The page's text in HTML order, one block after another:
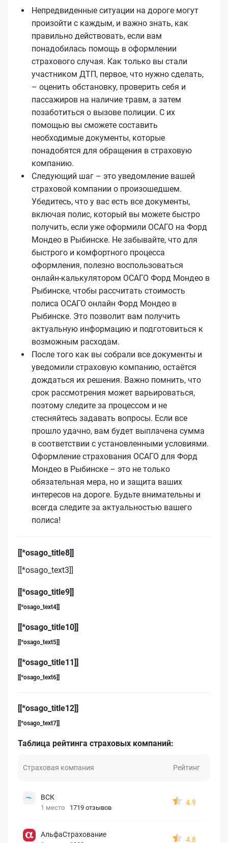
Непредвиденные ситуации на дороге могут
произойти с каждым, и важно знать, как
правильно действовать, если вам
понадобилась помощь в оформлении
страхового случая. Как только вы стали
участником ДТП, первое, что нужно сделать,
– оценить обстановку, проверить себя и
пассажиров на наличие травм, а затем
позаботиться о вызове полиции. С их
помощью вы сможете составить
необходимые документы, которые
понадобятся для обращения в страховую
компанию.
Следующий шаг – это уведомление вашей
страховой компании о произошедшем.
Убедитесь, что у вас есть все документы,
включая полис, который вы можете быстро
получить, если уже оформили ОСАГО на Форд
Мондео в Рыбинске. Не забывайте, что для
быстрого и комфортного процесса
оформления, полезно воспользоваться
онлайн-калькулятором ОСАГО Форд Мондео в
Рыбинске, чтобы рассчитать стоимость
полиса ОСАГО онлайн Форд Мондео в
Рыбинске. Это позволит вам получить
актуальную информацию и подготовиться к
возможным расходам.
После того как вы собрали все документы и
уведомили страховую компанию, остаётся
дождаться их решения. Важно помнить, что
срок рассмотрения может варьироваться,
поэтому следите за процессом и не
стесняйтесь задавать вопросы. Если все
прошло удачно, вам будет выплачена сумма
в соответствии с установленными условиями.
Оформление страхования ОСАГО для Форд
Мондео в Рыбинске – это не только
обязательная мера, но и защита ваших
интересов на дороге. Будьте внимательны и
всегда следите за актуальностью вашего
полиса!
[[*osago_title8]]
[[*osago_text3]]
[[*osago_title9]]
[[*osago_text4]]
[[*osago_title10]]
[[*osago_text5]]
[[*osago_title11]]
[[*osago_text6]]
[[*osago_title12]]
[[*osago_text7]]
Таблица рейтинга страховых компаний:
Страховая компания Рейтинг
ВСК
1 место 1719 отзывов
4.9
АльфаСтрахование
4.8